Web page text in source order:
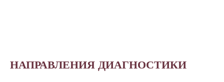
НАПРАВЛЕНИЯ ДИАГНОСТИКИ